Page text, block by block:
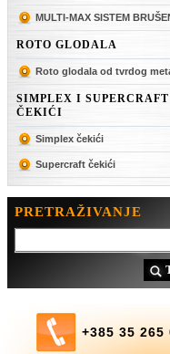
MULTI-MAX SISTEM
ROTO GLODALA
Roto glodala od tvrdog
SIMPLEX I SUPERCRAFT
ČEKIĆI
Simplex čekići
Supercraft čekići
PRETRAŽIVANJE
+385 35 265